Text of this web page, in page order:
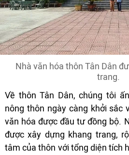
Nhà văn hóa thôn Tân Dân
trang.
Về thôn Tân Dân, chúng tôi
nông thôn ngày càng khởi sắc
văn hóa được đầu tư đồng bộ.
được xây dựng khang trang,
tâm của thôn với tổng diện tích